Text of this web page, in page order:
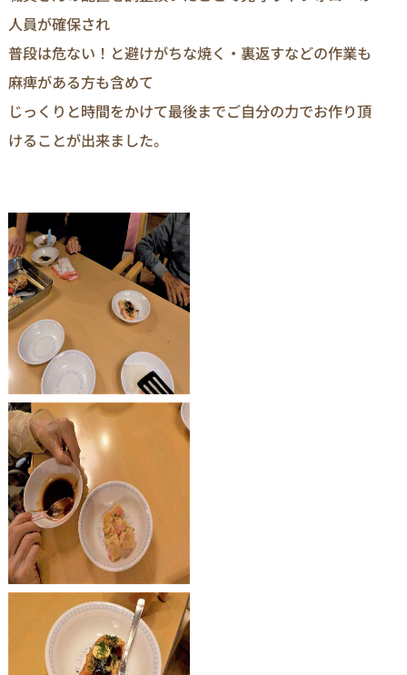
人員が確保され
普段は危ない！と避けがちな焼く・裏返すなどの作業も
麻痺がある方も含めて
じっくりと時間をかけて最後までご自分の力でお作り頂
けることが出来ました。